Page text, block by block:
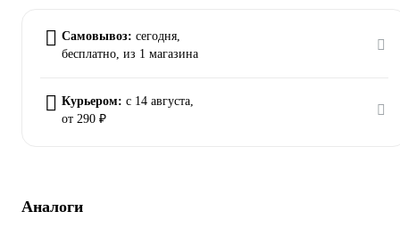
Самовывоз: сегодня,
бесплатно, из 1 магазина
Курьером: c 14 августа,
от 290 ₽
Аналоги